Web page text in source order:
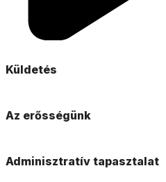
Küldetés
Az erősségünk
Adminisztratív tapasztalat